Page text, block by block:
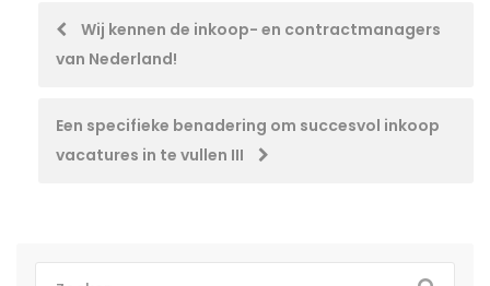
Post
navigation
Wij kennen de inkoop- en contractmanagers
van Nederland!
Een specifieke benadering om succesvol inkoop
vacatures in te vullen III